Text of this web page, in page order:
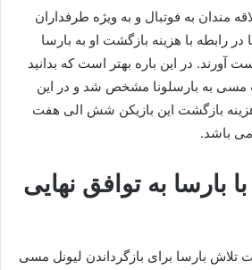
مندان به فوتبال و به ویژه طرفداران
رابطه با هزینه بازگشت او به بارسا
آورند. در این باره بهتر است که بدانید
مسی به بارسلونا مشخص شد و در این
بازگشت این بازیکن شش الی هفت
باشد.
با بارسا به توافق نهایی
تلاش بارسا برای بازگرداندن لیونل مسی